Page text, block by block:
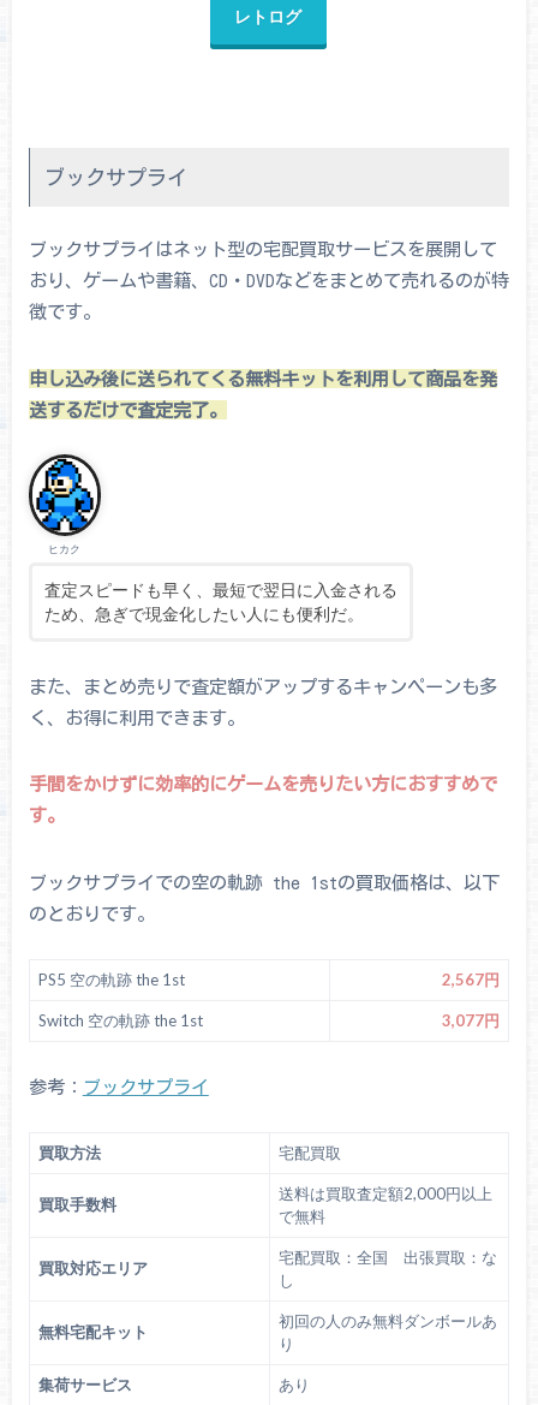
レトログ
ブックサプライ
ブックサプライはネット型の宅配買取サービスを展開して
おり、ゲームや書籍、CD・DVDなどをまとめて売れるのが特
徴です。
申し込み後に送られてくる無料キットを利用して商品を発
送するだけで査定完了。
ヒカク
査定スピードも早く、最短で翌日に入金される
ため、急ぎで現金化したい人にも便利だ。
また、まとめ売りで査定額がアップするキャンペーンも多
く、お得に利用できます。
手間をかけずに効率的にゲームを売りたい方におすすめで
す。
ブックサプライでの空の軌跡 the 1stの買取価格は、以下
のとおりです。
PS5 空の軌跡 the 1st 2,567円
Switch 空の軌跡 the 1st 3,077円
参考： ブックサプライ
買取方法 宅配買取
買取手数料
送料は買取査定額2,000円以上
で無料
買取対応エリア
宅配買取：全国 出張買取：な
し
無料宅配キット
初回の人のみ無料ダンボールあ
り
集荷サービス あり